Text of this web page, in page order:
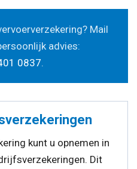
Mail
advies:
0837.
kunt u opnemen in
Dit